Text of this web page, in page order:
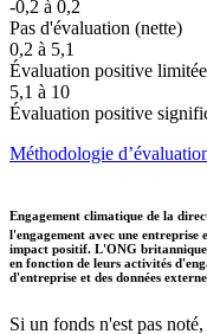
-0,2 à 0,2
Pas d'évaluation (nette)
0,2 à 5,1
Évaluation positive limitée
5,1 à 10
Évaluation positive
Méthodologie
Engagement climatique de la
l'engagement avec une entreprise
impact positif. L'ONG britannique
en fonction de leurs activités
d'entreprise et des données
Si un fonds n'est pas